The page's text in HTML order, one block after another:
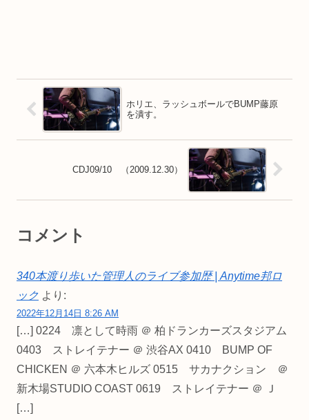
ホリエ、ラッシュボールでBUMP藤原
を潰す。
CDJ09/10 （2009.12.30）
コメント
340本渡り歩いた管理人のライブ参加歴 | Anytime邦ロ
ック より:
2022年12月14日 8:26 AM
[…] 0224 凛として時雨 ＠ 柏ドランカーズスタジアム
0403 ストレイテナー ＠ 渋谷AX 0410 BUMP OF
CHICKEN ＠ 六本木ヒルズ 0515 サカナクション ＠
新木場STUDIO COAST 0619 ストレイテナー ＠ Ｊ
[…]